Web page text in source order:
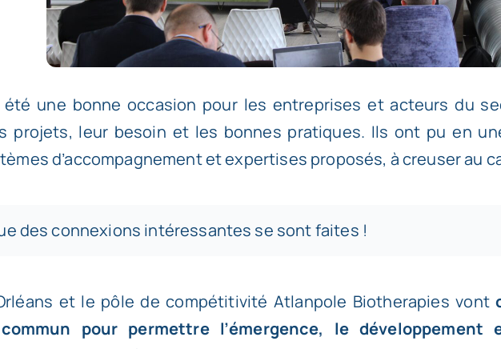
une bonne occasion pour les entreprises et acteurs du
projets, leur besoin et les bonnes pratiques. Ils ont pu en
d’accompagnement et expertises proposés, à creuser au
des connexions intéressantes se sont faites !
et le pôle de compétitivité Atlanpole Biotherapies vont
pour permettre l’émergence, le